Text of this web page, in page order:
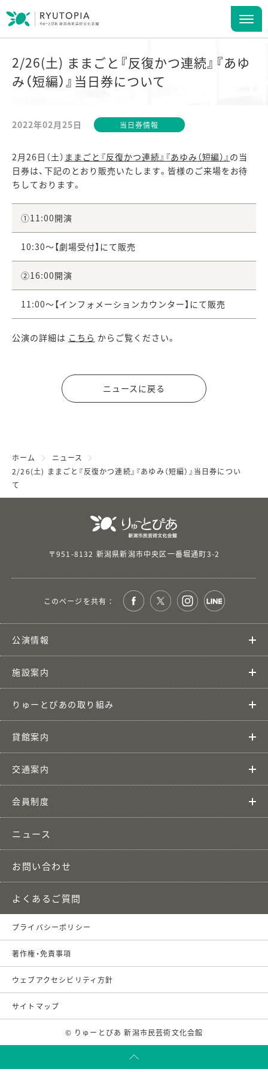
2/26(土) ままごと『反復かつ連続』『あゆ
み（短編）』当日券について
2022年02月25日 当日券情報
2月26日（土） ままごと『反復かつ連続』『あゆみ（短編）』 の当
日券は、下記のとおり販売いたします。皆様のご来場をお待
ちしております。
①11:00開演
10:30～【劇場受付】にて販売
②16:00開演
11:00～【インフォメーションカウンター】にて販売
公演の詳細は こちら からご覧ください。
ニュースに戻る
ホーム
ニュース
2/26(土) ままごと『反復かつ連続』『あゆみ（短編）』当日券につい
て
〒951-8132 新潟県新潟市中央区一番堀通町3-2
このページを共有 ：
公演情報
施設案内
りゅーとぴあの取り組み
貸館案内
交通案内
会員制度
ニュース
お問い合わせ
よくあるご質問
プライバシーポリシー
著作権・免責事項
ウェブアクセシビリティ方針
サイトマップ
© りゅーとぴあ 新潟市民芸術文化会館